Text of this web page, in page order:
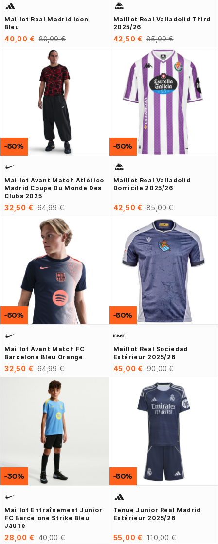
Maillot Real Madrid Icon
Bleu
40,00 € 80,00 €
Maillot Real Valladolid Third
2025/26
42,50 € 85,00 €
Maillot Avant Match Atlético
Madrid Coupe Du Monde Des
Clubs 2025
32,50 € 64,99 €
-50%
Maillot Real Valladolid
Domicile 2025/26
42,50 € 85,00 €
-50%
Maillot Avant Match FC
Barcelone Bleu Orange
32,50 € 64,99 €
-50%
Maillot Real Sociedad
Extérieur 2025/26
45,00 € 90,00 €
-50%
Maillot Entraînement Junior
FC Barcelone Strike Bleu
Jaune
28,00 € 40,00 €
-30%
Tenue Junior Real Madrid
Extérieur 2025/26
55,00 € 110,00 €
-50%